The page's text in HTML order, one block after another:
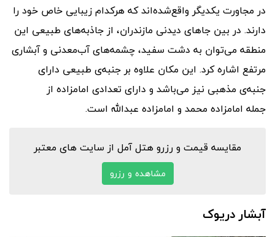
در مجاورت یکدیگر واقع‌شده‌اند که هرکدام زیبایی خاص خود را
دارند. در بین جاهای دیدنی مازندران، از جاذبه‌های طبیعی این
منطقه می‌توان به دشت سفید، چشمه‌های آب‌معدنی و آبشاری
مرتفع اشاره کرد. این مکان علاوه بر جنبه‌ی طبیعی دارای
جنبه‌ی مذهبی نیز می‌باشد و دارای تعدادی امامزاده از
جمله امامزاده محمد و امامزاده عبدالله است.
مقایسه قیمت و رزرو هتل آمل از سایت های معتبر
مشاهده و رزرو
آبشار دریوک